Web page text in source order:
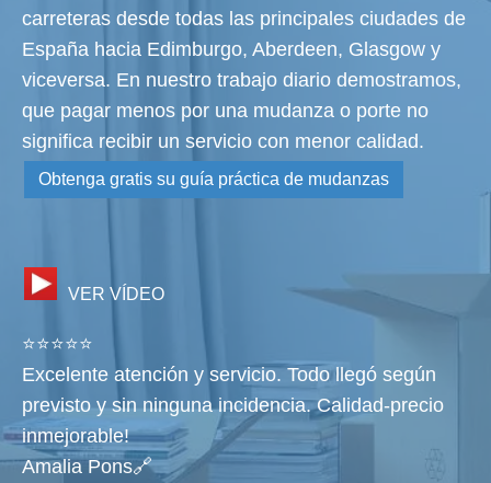
carreteras desde todas las principales ciudades de
España hacia Edimburgo, Aberdeen, Glasgow y
viceversa. En nuestro trabajo diario demostramos,
que pagar menos por una mudanza o porte no
significa recibir un servicio con menor calidad.
Obtenga gratis su guía práctica de mudanzas
VER VÍDEO
⭐⭐⭐⭐⭐
Excelente atención y servicio. Todo llegó según
previsto y sin ninguna incidencia. Calidad-precio
inmejorable!
Amalia Pons🔗